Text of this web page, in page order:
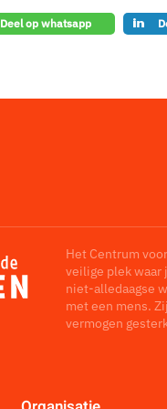
Deel op whatsapp
Het Centrum
veilige plek waar
niet-alledaagse
met een mens.
vermogen